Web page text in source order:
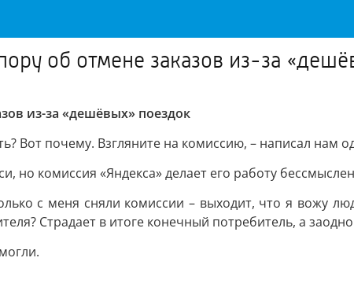
об отмене заказов из-за
из-за «дешёвых» поездок
Вот почему. Взгляните на комиссию, – написал нам
но комиссия «Яндекса» делает его работу
с меня сняли комиссии – выходит, что я вожу
Страдает в итоге конечный потребитель, а